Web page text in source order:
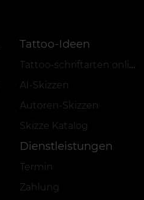
Tattoo-Ideen
Tattoo-schriftarten online
AI-Skizzen
Autoren-Skizzen
Skizze Katalog
Dienstleistungen
Termin
Zahlung